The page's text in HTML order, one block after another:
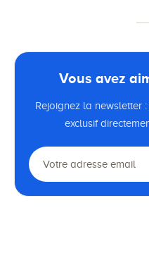
Vous avez
Rejoignez la newsletter
exclusif